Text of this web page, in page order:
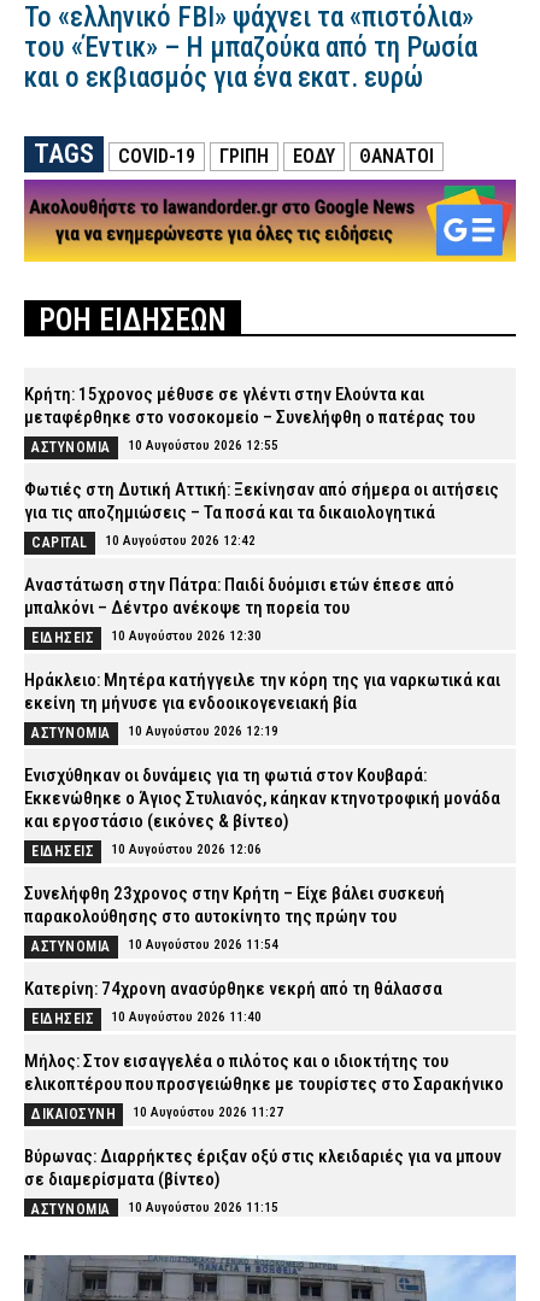
Το «ελληνικό FBI» ψάχνει τα «πιστόλια»
του «Έντικ» – Η μπαζούκα από τη Ρωσία
και ο εκβιασμός για ένα εκατ. ευρώ
TAGS COVID-19 ΓΡΙΠΗ ΕΟΔΥ ΘΑΝΑΤΟΙ
ΡΟΗ ΕΙΔΗΣΕΩΝ
Κρήτη: 15χρονος μέθυσε σε γλέντι στην Ελούντα και
μεταφέρθηκε στο νοσοκομείο – Συνελήφθη ο πατέρας του
ΑΣΤΥΝΟΜΙΑ 10 Αυγούστου 2026 12:55
Φωτιές στη Δυτική Αττική: Ξεκίνησαν από σήμερα οι αιτήσεις
για τις αποζημιώσεις – Τα ποσά και τα δικαιολογητικά
CAPITAL 10 Αυγούστου 2026 12:42
Αναστάτωση στην Πάτρα: Παιδί δυόμισι ετών έπεσε από
μπαλκόνι – Δέντρο ανέκοψε τη πορεία του
ΕΙΔΗΣΕΙΣ 10 Αυγούστου 2026 12:30
Ηράκλειο: Μητέρα κατήγγειλε την κόρη της για ναρκωτικά και
εκείνη τη μήνυσε για ενδοοικογενειακή βία
ΑΣΤΥΝΟΜΙΑ 10 Αυγούστου 2026 12:19
Ενισχύθηκαν οι δυνάμεις για τη φωτιά στον Κουβαρά:
Εκκενώθηκε ο Άγιος Στυλιανός, κάηκαν κτηνοτροφική μονάδα
και εργοστάσιο (εικόνες & βίντεο)
ΕΙΔΗΣΕΙΣ 10 Αυγούστου 2026 12:06
Συνελήφθη 23χρονος στην Κρήτη – Είχε βάλει συσκευή
παρακολούθησης στο αυτοκίνητο της πρώην του
ΑΣΤΥΝΟΜΙΑ 10 Αυγούστου 2026 11:54
Κατερίνη: 74χρονη ανασύρθηκε νεκρή από τη θάλασσα
ΕΙΔΗΣΕΙΣ 10 Αυγούστου 2026 11:40
Μήλος: Στον εισαγγελέα ο πιλότος και ο ιδιοκτήτης του
ελικοπτέρου που προσγειώθηκε με τουρίστες στο Σαρακήνικο
ΔΙΚΑΙΟΣΥΝΗ 10 Αυγούστου 2026 11:27
Βύρωνας: Διαρρήκτες έριξαν οξύ στις κλειδαριές για να μπουν
σε διαμερίσματα (βίντεο)
ΑΣΤΥΝΟΜΙΑ 10 Αυγούστου 2026 11:15
Φωτιά στον Κουβαρά Αττικής: Η στιγμή που ρεπόρτερ σώζει
χελώνα (βίντεο)